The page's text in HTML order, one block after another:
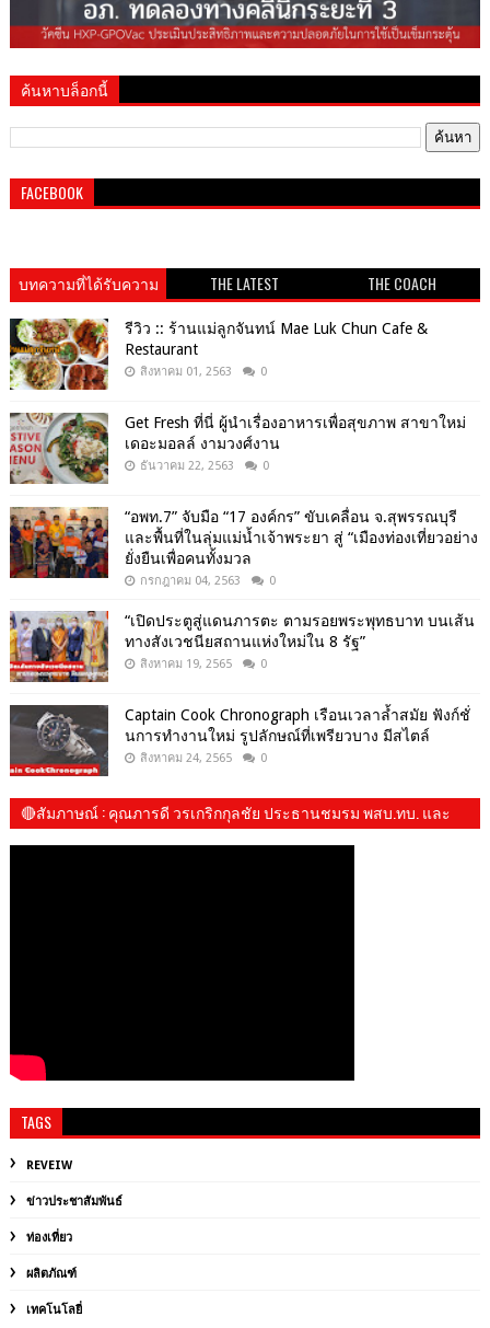
ค้นหาบล็อกนี้
FACEBOOK
บทความที่ได้รับความ
นิยม
THE LATEST THE COACH
รีวิว :: ร้านแม่ลูกจันทน์ Mae Luk Chun Cafe &
Restaurant
สิงหาคม 01, 2563 0
Get​ Fresh​ ที่นี่ ผู้นำเรื่องอาหารเพื่อสุขภาพ​ สาขาใหม่
เดอะมอลล์ งามวงศ์งาน
ธันวาคม 22, 2563 0
“อพท.7” จับมือ “17 องค์กร” ขับเคลื่อน จ.สุพรรณบุรี
และพื้นที่ในลุ่มแม่น้ำเจ้าพระยา สู่ “เมืองท่องเที่ยวอย่าง
ยั่งยืนเพื่อคนทั้งมวล
กรกฎาคม 04, 2563 0
“เปิดประตูสู่แดนภารตะ ตามรอยพระพุทธบาท บนเส้น
ทางสังเวชนียสถานแห่งใหม่ใน 8 รัฐ”
สิงหาคม 19, 2565 0
Captain Cook Chronograph เรือนเวลาล้ำสมัย ฟังก์ชั่
นการทำงานใหม่ รูปลักษณ์ที่เพรียวบาง มีสไตล์
สิงหาคม 24, 2565 0
🔴สัมภาษณ์​ : คุณภารดี วรเกริกกุลชัย ประธานชมรม พสบ.ทบ. และ​
TAGS
REVEIW
ข่าวประชาสัมพันธ์
ท่องเที่ยว
ผลิตภัณฑ์
เทคโนโลยี่